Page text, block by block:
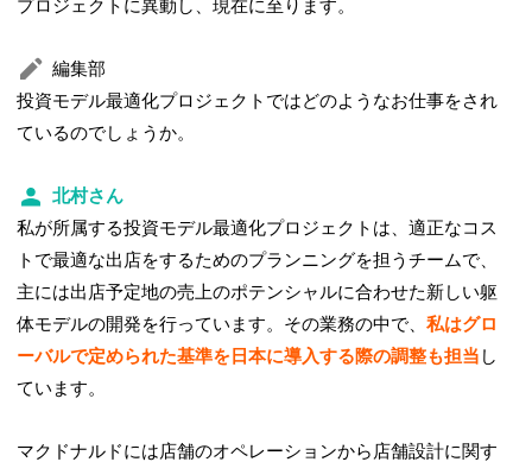
プロジェクトに異動し、現在に至ります。
編集部
投資モデル最適化プロジェクトではどのようなお仕事をされ
ているのでしょうか。
北村さん
私が所属する投資モデル最適化プロジェクトは、適正なコス
トで最適な出店をするためのプランニングを担うチームで、
主には出店予定地の売上のポテンシャルに合わせた新しい躯
体モデルの開発を行っています。その業務の中で、私はグロ
ーバルで定められた基準を日本に導入する際の調整も担当 し
ています。
マクドナルドには店舗のオペレーションから店舗設計に関す